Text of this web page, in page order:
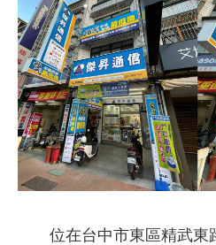
位在台中市東區精武東